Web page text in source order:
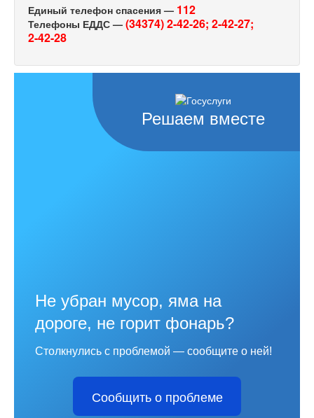
Единый телефон спасения — 112
Телефоны ЕДДС — (34374) 2-42-26; 2-42-27;
2-42-28
Решаем вместе
Не убран мусор, яма на
дороге, не горит фонарь?
Столкнулись с проблемой — сообщите о ней!
Сообщить о проблеме